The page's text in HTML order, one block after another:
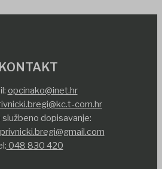
KONTAKT
opcinako@inet.hr
com.hr
službeno dopisavanje:
048 830 420